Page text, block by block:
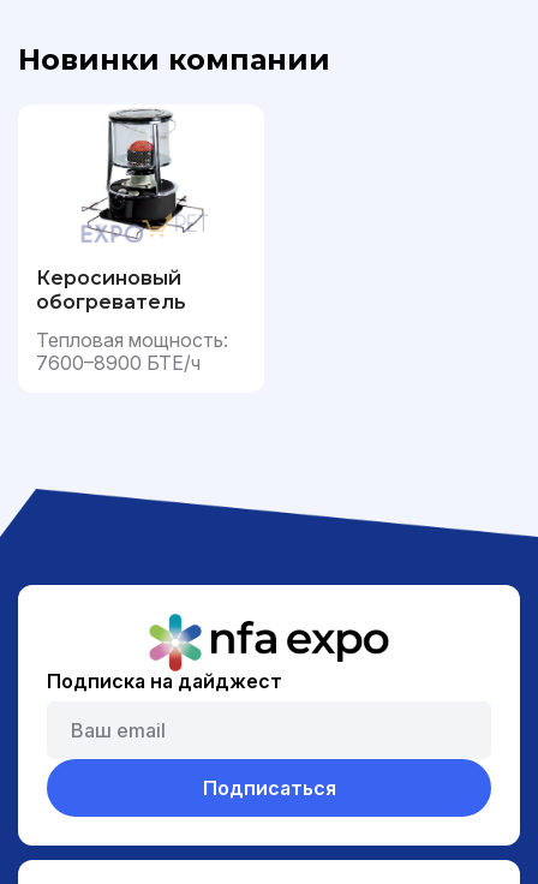
Новинки компании
Керосиновый
обогреватель
Тепловая мощность:
7600–8900 БТЕ/ч
Подписка на дайджест
Подписаться